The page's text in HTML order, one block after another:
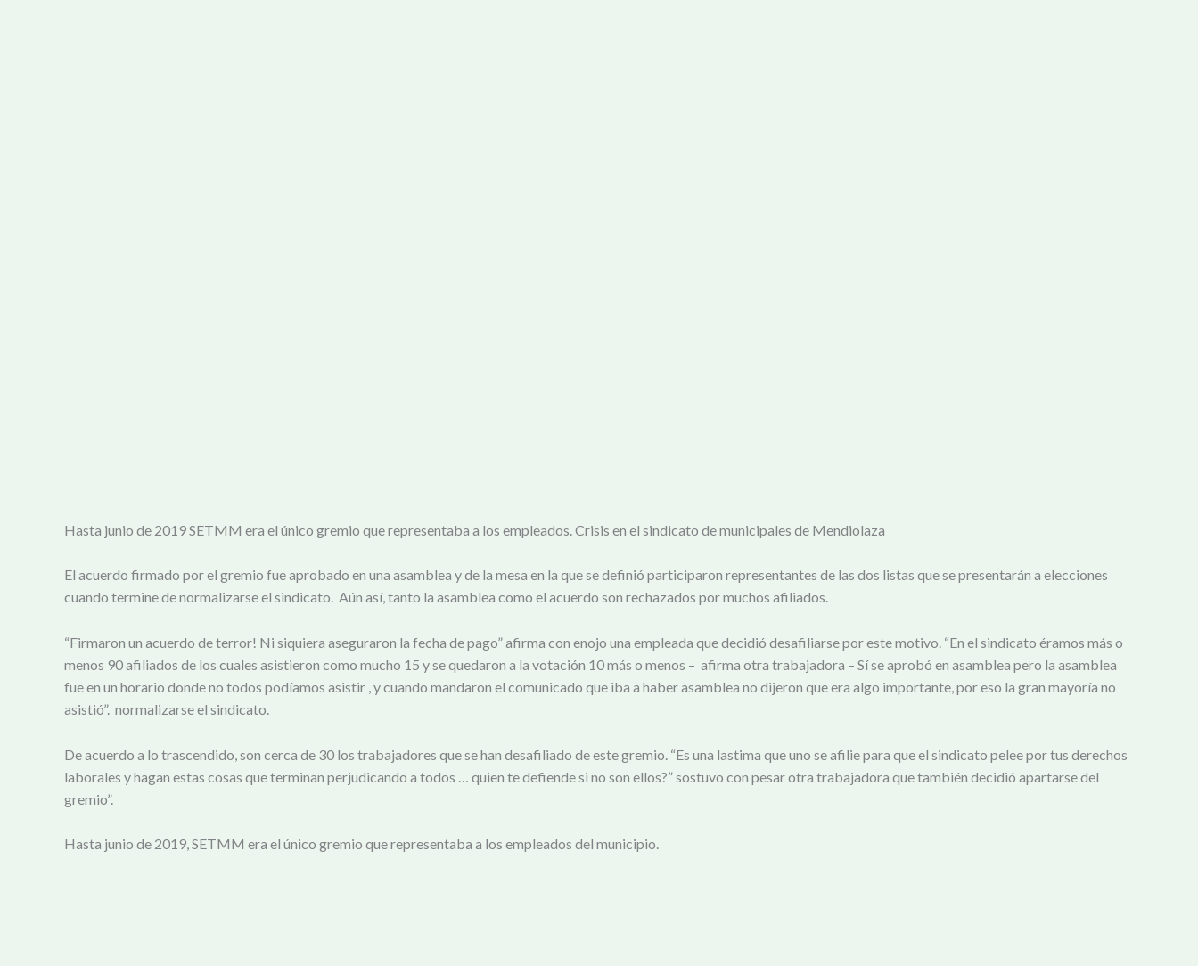
Hasta junio de 2019 SETMM era el único gremio que representaba a los empleados. Crisis en el sindicato de municipales de Mendiolaza
El acuerdo firmado por el gremio fue aprobado en una asamblea y de la mesa en la que se definió participaron representantes de las dos listas que se presentarán a elecciones
cuando termine de normalizarse el sindicato. Aún así, tanto la asamblea como el acuerdo son rechazados por muchos afiliados.
“Firmaron un acuerdo de terror! Ni siquiera aseguraron la fecha de pago” afirma con enojo una empleada que decidió desafiliarse por este motivo. “En el sindicato éramos más o
menos 90 afiliados de los cuales asistieron como mucho 15 y se quedaron a la votación 10 más o menos – afirma otra trabajadora – Sí se aprobó en asamblea pero la asamblea
fue en un horario donde no todos podíamos asistir , y cuando mandaron el comunicado que iba a haber asamblea no dijeron que era algo importante, por eso la gran mayoría no
asistió”. normalizarse el sindicato.
De acuerdo a lo trascendido, son cerca de 30 los trabajadores que se han desafiliado de este gremio. “Es una lastima que uno se afilie para que el sindicato pelee por tus derechos
laborales y hagan estas cosas que terminan perjudicando a todos … quien te defiende si no son ellos?” sostuvo con pesar otra trabajadora que también decidió apartarse del
gremio”.
Hasta junio de 2019, SETMM era el único gremio que representaba a los empleados del municipio.